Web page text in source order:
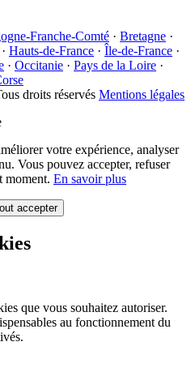
Franche-Comté · Bretagne ·
· Hauts-de-France · Île-de-France ·
· Occitanie · Pays de la Loire ·
droits réservés Mentions légales
votre expérience, analyser
Vous pouvez accepter, refuser
moment. En savoir plus
accepter
que vous souhaitez autoriser.
au fonctionnement du